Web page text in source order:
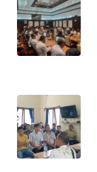
WN
SUMSEL
BENGKULU
WN
LAMPUNG